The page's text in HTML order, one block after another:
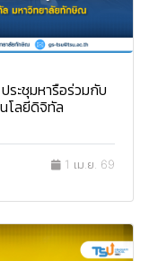
ะชุมหารือร่วมกับ
โลยีดิจิทัล
1 เม.ย. 69